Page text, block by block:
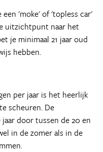
'moke' of 'topless car'
uitzichtpunt naar het
je minimaal 21 jaar oud
hebben.
per jaar is het heerlijk
scheuren. De
door tussen de 20 en
in de zomer als in de